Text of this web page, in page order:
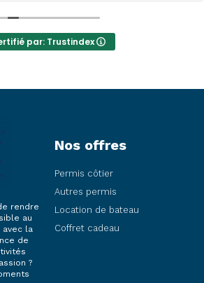
vivement cette équipe.
par: Trustindex
rendre
au
avec la
de
?
Nos offres
Permis côtier
Autres permis
Location de bateau
Coffret cadeau